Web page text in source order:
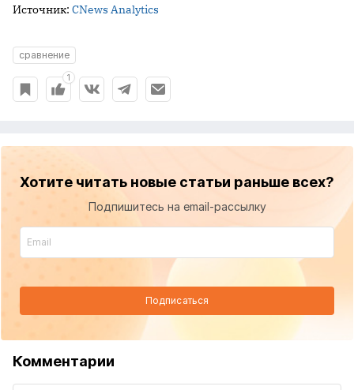
Источник: CNews Analytics
сравнение
1
Хотите читать новые статьи раньше всех?
Подпишитесь на email-рассылку
Подписаться
Комментарии